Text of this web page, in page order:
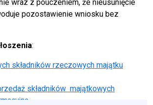
wraz z pouczeniem, że nieusunięcie
pozostawienie wniosku bez
:
składników rzeczowych majątku
składników majątkowych